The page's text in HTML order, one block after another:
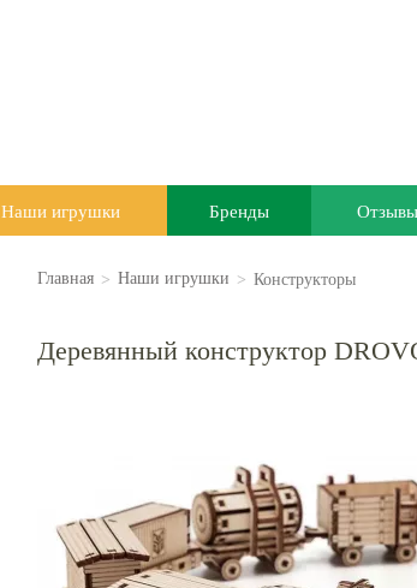
Наши игрушки Бренды Отзывы
Главная > Наши игрушки > Конструкторы
Деревянный конструктор